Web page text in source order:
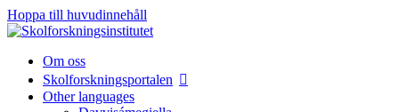
Hoppa till huvudinnehåll
Om oss
Skolforskningsportalen
Other languages